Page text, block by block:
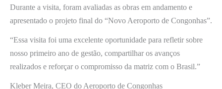
Durante a visita, foram avaliadas as obras em andamento e
apresentado o projeto final do “Novo Aeroporto de Congonhas”.
“Essa visita foi uma excelente oportunidade para refletir sobre
nosso primeiro ano de gestão, compartilhar os avanços
realizados e reforçar o compromisso da matriz com o Brasil.”
Kleber Meira, CEO do Aeroporto de Congonhas